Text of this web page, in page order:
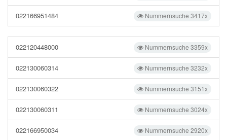
Nummernsuche 3417x
022166951484
Nummernsuche 3359x
022120448000
Nummernsuche 3232x
022130060314
Nummernsuche 3151x
022130060322
Nummernsuche 3024x
022130060311
Nummernsuche 2920x
022166950034